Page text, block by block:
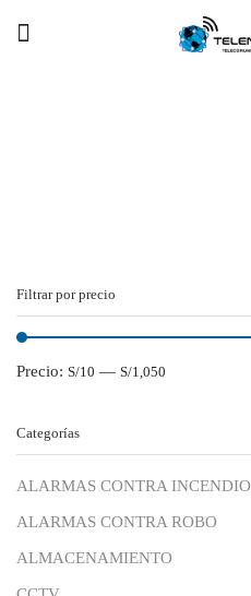
Menu
Filtrar por precio
Precio: S/10 — S/1,050
Categorías
ALARMAS CONTRA INCENDIO
ALARMAS CONTRA ROBO
ALMACENAMIENTO